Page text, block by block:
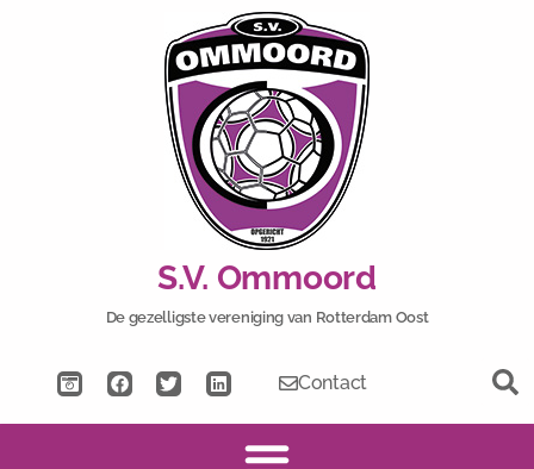
S.V. Ommoord
De gezelligste vereniging van Rotterdam Oost​
Contact